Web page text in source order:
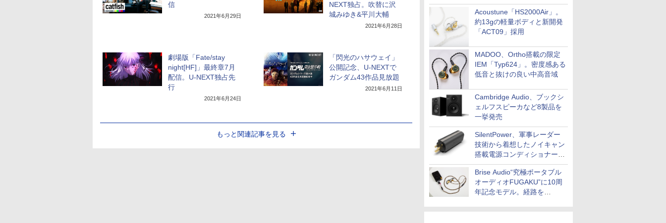
Acoustune「HS2000Air」。
約13gの軽量ボディと新開発
「ACT09」採用
MADOO、Ortho搭載の限定
IEM「Typ624」。密度感ある
低音と抜けの良い中高音域
Cambridge Audio、ブックシ
ェルフスピーカなど8製品を
一挙発売
SilentPower、軍事レーダー
技術から着想したノイキャン
搭載電源コンディショナー
「AC iPurifier2」
Brise Audio“究極ポータブル
オーディオFUGAKU”に10周
年記念モデル。経路を
信
2021年6月29日
NEXT独占。吹替に沢
城みゆき&平川大輔
2021年6月28日
劇場版「Fate/stay
night[HF]」最終章7月
配信。U-NEXT独占先
行
2021年6月24日
「閃光のハサウェイ」
公開記念、U-NEXTで
ガンダム43作品見放題
2021年6月11日
もっと関連記事を見る